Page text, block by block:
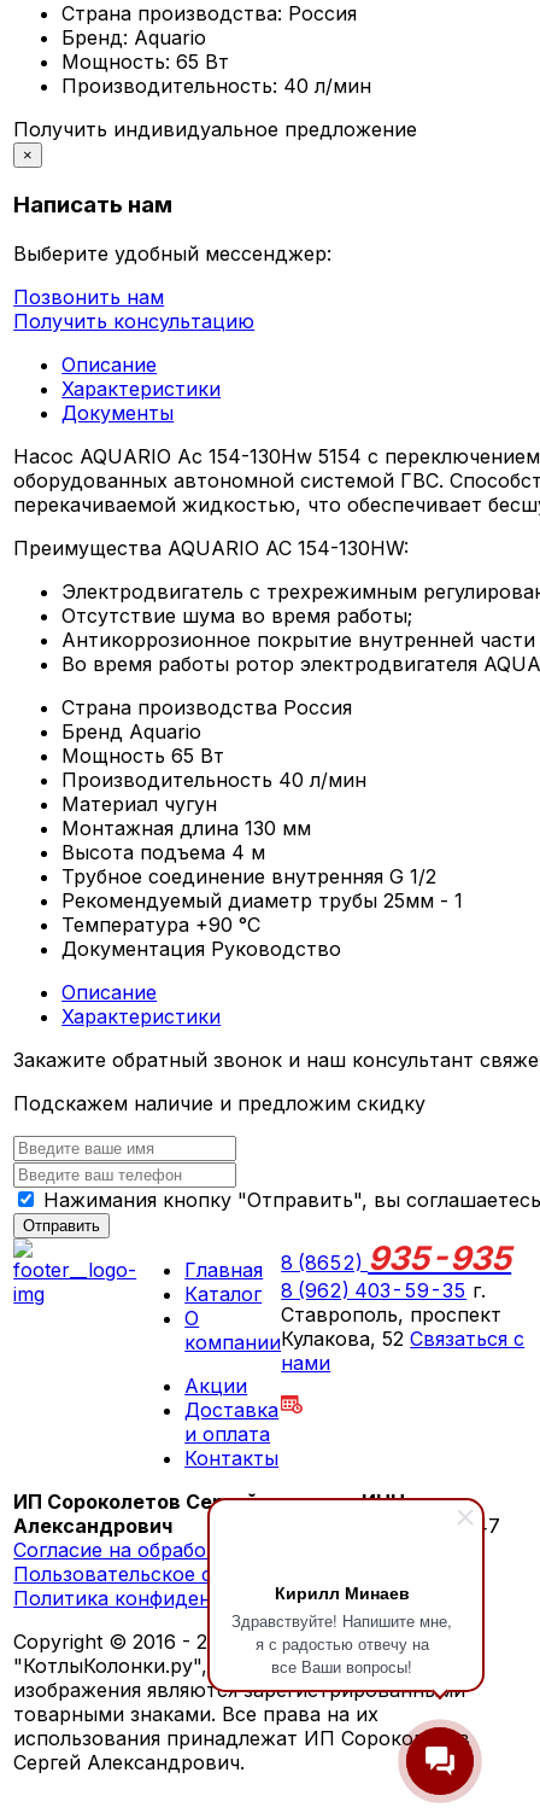
Кирилл Минаев
Здравствуйте! Напишите мне,
я с радостью отвечу на
все Ваши вопросы!
Страна производства: Россия
Бренд: Aquario
Мощность: 65 Вт
Производительность: 40 л/мин
Получить индивидуальное предложение
×
Написать нам
Выберите удобный мессенджер:
Позвонить нам
Получить консультацию
Описание
Характеристики
Документы
Насос AQUARIO Ac 154-130Hw 5154 с
оборудованных автономной системой ГВС.
перекачиваемой жидкостью, что обеспечивает
Преимущества AQUARIO AC 154-130HW:
Электродвигатель с трехрежимным
Отсутствие шума во время работы;
Антикоррозионное покрытие внутренней
Во время работы ротор электродвигателя
Страна производства Россия
Бренд Aquario
Мощность 65 Вт
Производительность 40 л/мин
Материал чугун
Монтажная длина 130 мм
Высота подъема 4 м
Трубное соединение внутренняя G 1/2
Рекомендуемый диаметр трубы 25мм - 1
Температура +90 °С
Документация Руководство
Описание
Характеристики
Закажите обратный звонок и наш консультант
Подскажем наличие и предложим скидку
Нажимания кнопку "Отправить", вы
Отправить
Главная
Каталог
О
компании
Акции
Доставка
и оплата
Контакты
8 (8652) 935-935
8 (962) 403-59-35 г.
Ставрополь, проспект
Кулакова, 52Связаться с
нами
ИП Сороколетов Сергей
Александрович
ИНН:
260603276147
Согласие на обработку персональных данных
Пользовательское соглашение
Политика конфиденциальности
Copyright © 2016 - 2026 г. Обозначения
"КотлыКолонки.ру", "KotlyKolonki.ru", а также
изображения являются зарегистрированными
товарными знаками. Все права на их
использования принадлежат ИП Сороколетов
Сергей Александрович.